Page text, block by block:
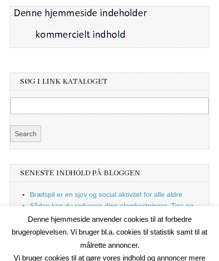
SØG I LINK KATALOGET
SENESTE INDHOLD PÅ BLOGGEN
Brætspil er en sjov og social aktivitet for alle aldre
Sådan kan du reducere dine elomkostninger: Tips og
tricks til at spare på elprisen
Nu med blog
Denne hjemmeside anvender cookies til at forbedre
brugeroplevelsen. Vi bruger bl.a. cookies til statistik samt til at
målrette annoncer.
Vi bruger cookies til at gøre vores indhold og annoncer mere